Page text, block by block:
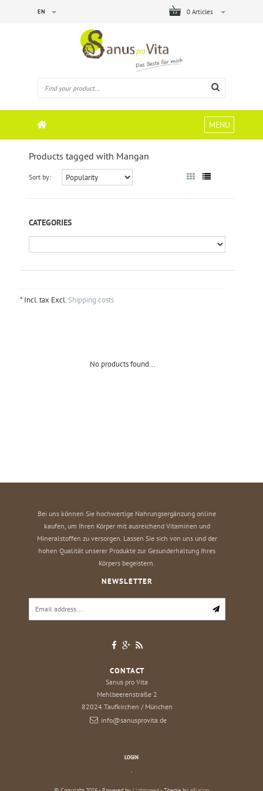
0 Articles
EN
MENU
Products tagged with Mangan
Sort by:
CATEGORIES
* Incl. tax Excl.Shipping costs
No products found...
Bei uns können Sie hochwertige Nahrungsergänzung online
kaufen, um Ihren Körper mit ausreichend Vitaminen und
Mineralstoffen zu versorgen. Lassen Sie sich von uns und der
hohen Qualität unserer Produkte zur Gesunderhaltung Ihres
Körpers begeistern.
NEWSLETTER
CONTACT
Sanus pro Vita
Mehlbeerenstraße 2
82024 Taufkirchen / München
info@sanusprovita.de
LOGIN